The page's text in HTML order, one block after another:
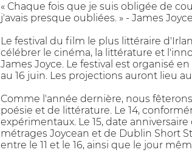
« Chaque fois que je suis obligée de
j'avais presque oubliées. » - James
Le festival du film le plus littéraire
célébrer le cinéma, la littérature et
James Joyce. Le festival est organisé
au 16 juin. Les projections auront lieu
Comme l'année dernière, nous
poésie et de littérature. Le 14,
expérimentaux. Le 15, date
métrages Joycean et de Dublin Short
entre le 11 et le 16, ainsi que le jour